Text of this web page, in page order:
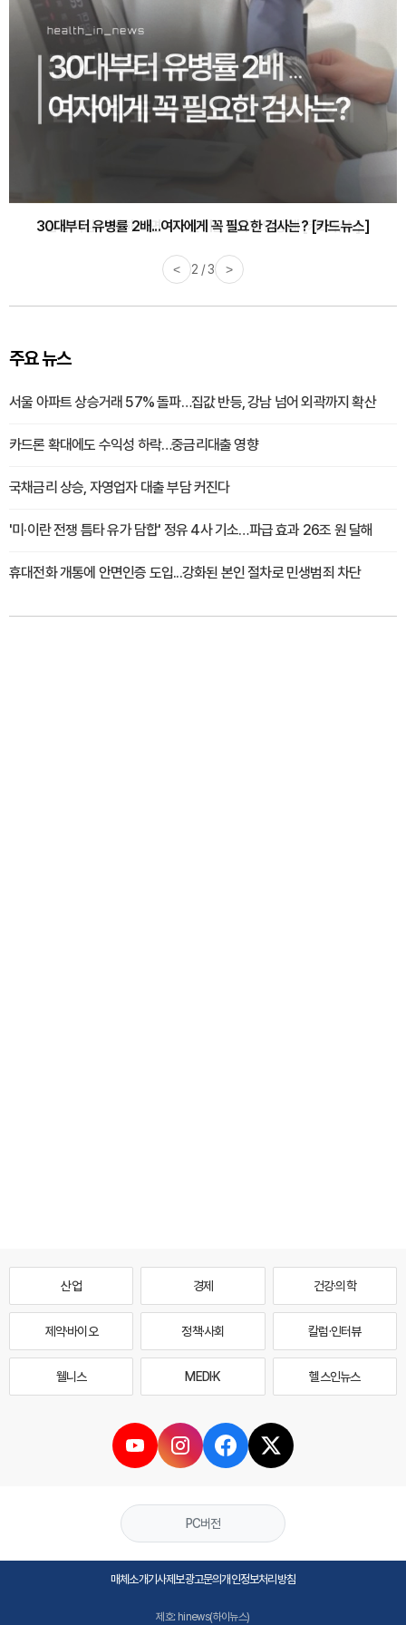
감기·독감 예방하고 면역력 높이는 4가지 영양제 [카드뉴스]
< 3 / 3 >
주요 뉴스
서울 아파트 상승거래 57% 돌파…집값 반등, 강남 넘어 외곽까지 확산
카드론 확대에도 수익성 하락…중금리대출 영향
국채금리 상승, 자영업자 대출 부담 커진다
'미·이란 전쟁 틈타 유가 담합' 정유 4사 기소…파급 효과 26조 원 달해
휴대전화 개통에 안면인증 도입...강화된 본인 절차로 민생범죄 차단
산업 경제 건강·의학
제약·바이오 정책·사회 칼럼·인터뷰
웰니스 MEDI·K 헬스인뉴스
PC버전
매체소개기사제보광고문의개인정보처리방침
제호: hinews(하이뉴스)